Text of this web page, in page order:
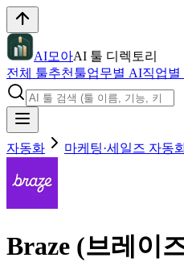
AI모아AI 툴 디렉토리
전체 툴추천툴업무별 AI직업
자동화 마케팅·세일즈 자동
Braze (브레이